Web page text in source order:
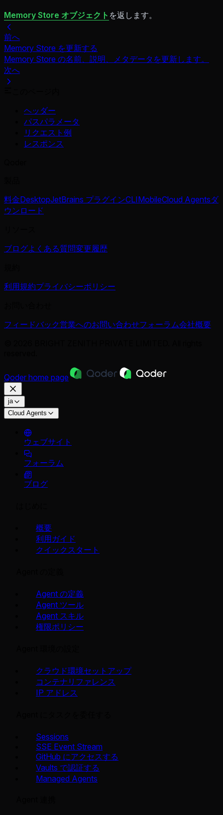
Memory Store オブジェクト を返します。
前へ
Memory Store を更新する
Memory Store の名前、説明、メタデータを更新します。
次へ
ヘッダー
パスパラメータ
リクエスト例
レスポンス
料金DesktopJetBrains プラグインCLIMobileCloud Agentsダ
ウンロード
ブログよくある質問変更履歴
利用規約プライバシーポリシー
フィードバック営業へのお問い合わせフォーラム会社概要
Qoder home page
ja
Cloud Agents
ウェブサイト
フォーラム
ブログ
概要
利用ガイド
クイックスタート
Agent の定義
Agent ツール
Agent スキル
権限ポリシー
クラウド環境セットアップ
コンテナリファレンス
IP アドレス
Sessions
SSE Event Stream
GitHub にアクセスする
Vaults で認証する
Managed Agents